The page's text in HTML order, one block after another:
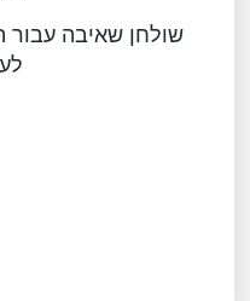
שולחן שאיבה עבור